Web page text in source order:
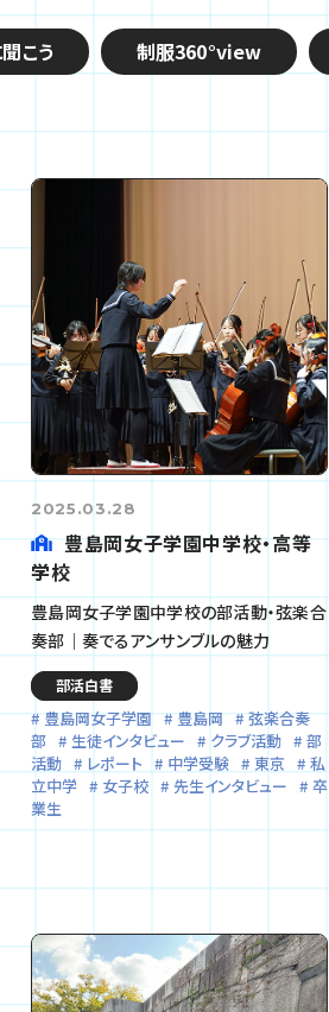
こう 制服360°view
2025.03.28
豊島岡女子学園中学校・高等
学校
豊島岡女子学園中学校の部活動・弦楽合
奏部｜奏でるアンサンブルの魅力
部活白書
豊島岡女子学園 豊島岡
弦楽合奏
部
生徒インタビュー クラブ活動
部
活動
レポート 中学受験 東京
私
立中学
女子校 先生インタビュー
卒
業生